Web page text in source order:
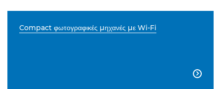
Compact φωτογραφικές μηχανές με Wi-Fi
